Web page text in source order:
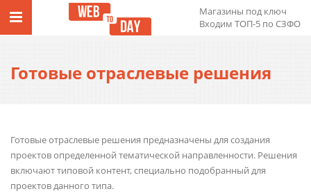
Магазины под ключ
Входим ТОП-5 по СЗФО
Готовые отраслевые решения
Готовые отраслевые решения предназначены для создания
проектов определенной тематической направленности. Решения
включают типовой контент, специально подобранный для
проектов данного типа.